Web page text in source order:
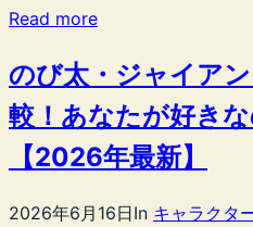
Read more
のび太・ジャイア
較！あなたが好き
【2026年最新】
2026年6月16日In キャラクタ